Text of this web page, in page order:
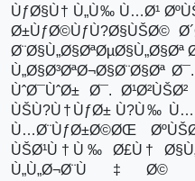
ÙƒØ§Ù† Ù„Ù‰ Ù…Ø¹
Ø±ÙƒØ©ÙƒÙ?Ø§ÙŠØ©
Ø¨Ø§Ù„Ø§ØªØµØ§Ù„Ø§Øª
Ù„Ø§Ø³ØªØ¬Ø§Ø¨Ø§Øª
ÙˆØ¯ÙˆØ± Ø¯.
ÙŠÙ?Ù†ÙƒØ± Ù?Ù‰
Ù…Ø¨ÙƒØ±Ø©ØŒ
ÙŠØ¹Ù†Ù‰ Ø£Ù†
Ù„Ù„Ø¬Ø¨Ù‡Ø©